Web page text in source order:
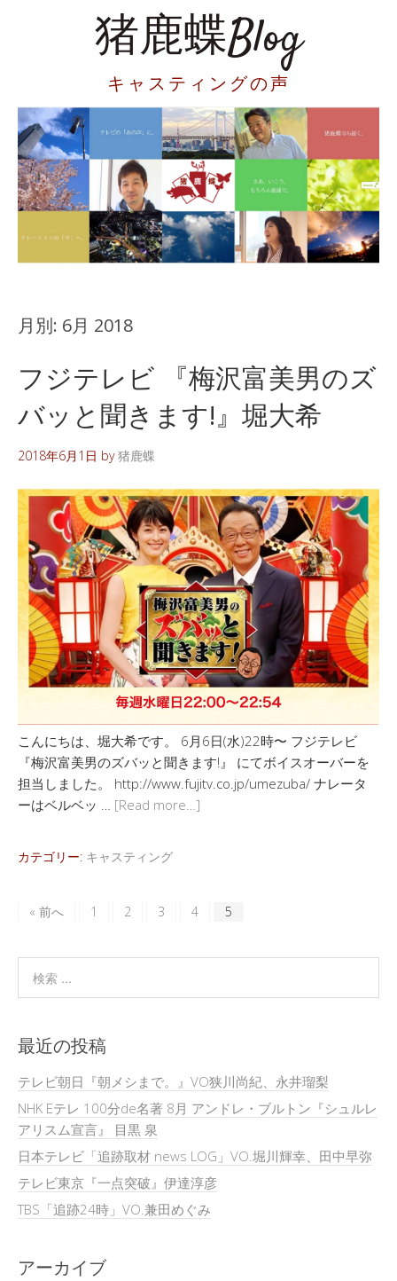
猪鹿蝶Blog
キャスティングの声
月別: 6月 2018
フジテレビ 『梅沢富美男のズ
バッと聞きます!』堀大希
2018年6月1日 by猪鹿蝶
こんにちは、堀大希です。 6月6日(水)22時〜 フジテレビ
『梅沢富美男のズバッと聞きます!』 にてボイスオーバーを
担当しました。 http://www.fujitv.co.jp/umezuba/ ナレータ
ーはベルベッ … [Read more…]
カテゴリー: キャスティング
« 前へ 1 2 3 4 5
最近の投稿
テレビ朝日『朝メシまで。』VO狭川尚紀、永井瑠梨
NHK Eテレ 100分de名著 8月 アンドレ・ブルトン『シュルレ
アリスム宣言』 目黒 泉
日本テレビ「追跡取材 news LOG」VO.堀川輝幸、田中早弥
テレビ東京『一点突破』伊達淳彦
TBS「追跡24時」VO.兼田めぐみ
アーカイブ